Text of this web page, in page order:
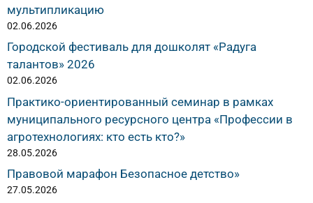
мультипликацию
02.06.2026
Городской фестиваль для дошколят «Радуга
талантов» 2026
02.06.2026
Практико-ориентированный семинар в рамках
муниципального ресурсного центра «Профессии в
агротехнологиях: кто есть кто?»
28.05.2026
Правовой марафон Безопасное детство»
27.05.2026